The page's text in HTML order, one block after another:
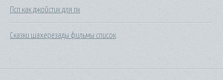
Псп как джойстик для пк
Сказки шахерезады фильмы список